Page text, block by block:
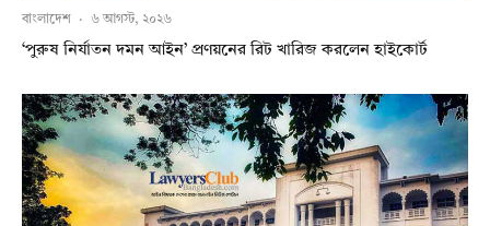
বাংলাদেশ · ৬ আগস্ট, ২০২৬
‘পুরুষ নির্যাতন দমন আইন’ প্রণয়নের রিট খারিজ করলেন হাইকোর্ট